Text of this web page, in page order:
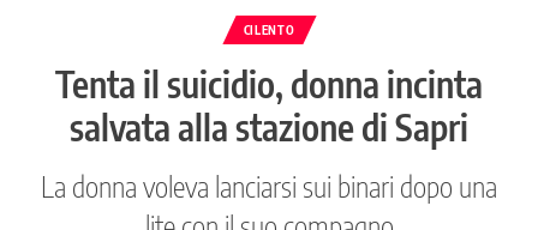
CILENTO
Tenta il suicidio, donna incinta
salvata alla stazione di Sapri
La donna voleva lanciarsi sui binari dopo una